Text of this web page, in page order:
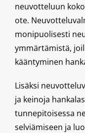
neuvotteluun
ote.
monipuolisesti
ymmärtämistä,
kääntyminen
Lisäksi
ja keinoja
tunnepitoisessa
selviämiseen ja